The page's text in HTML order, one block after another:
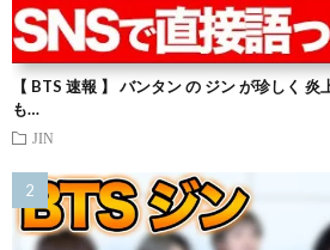
【 BTS 速報 】 バンタン の ジン が珍しく
も…
JIN